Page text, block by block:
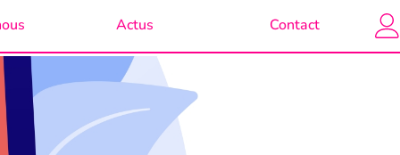
Actus Contact